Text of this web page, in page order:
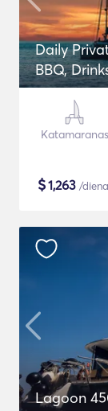
Daily
BBQ,
Katamaranas
$1,263 /diena
Lagoon